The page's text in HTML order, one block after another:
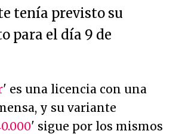
tenía previsto su
para el día 9 de
' es una licencia con una
y su variante
' sigue por los mismos